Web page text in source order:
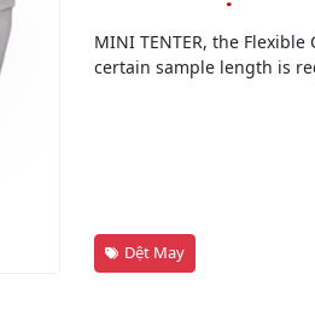
MINI TENTER, the
certain sample length is
Dệt May